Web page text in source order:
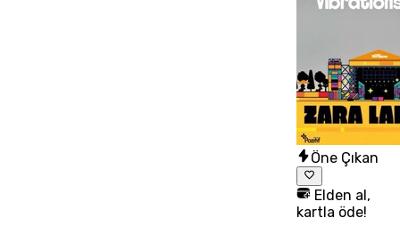
Öne Çıkan
Elden al,
kartla öde!